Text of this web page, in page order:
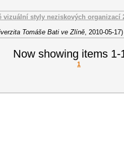
vizuální styly neziskových
Tomáše Bati ve Zlíně, 2010-05-17)
Now showing items 1-
1